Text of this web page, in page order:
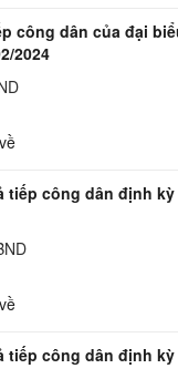
công dân của đại
2024
tiếp công dân định
tiếp công dân định